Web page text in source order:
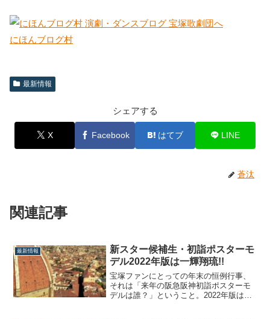
にほんブログ村
最新情報
シェアする
X Facebook はてブ LINE
蒼汰
関連記事
最新情報
新スター候補生・初詣ポスターモ
デル2022年版は一輝翔琉!!
宝塚ファンにとっての年末の恒例行事、
それは「来年の阪急阪神初詣ポスターモ
デルは誰？」ということ。2022年版は、